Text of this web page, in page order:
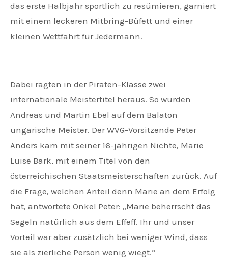
das erste Halbjahr sportlich zu resümieren, garniert
mit einem leckeren Mitbring-Büfett und einer
kleinen Wettfahrt für Jedermann.
Dabei ragten in der Piraten-Klasse zwei
internationale Meistertitel heraus. So wurden
Andreas und Martin Ebel auf dem Balaton
ungarische Meister. Der WVG-Vorsitzende Peter
Anders kam mit seiner 16-jährigen Nichte, Marie
Luise Bark, mit einem Titel von den
österreichischen Staatsmeisterschaften zurück. Auf
die Frage, welchen Anteil denn Marie an dem Erfolg
hat, antwortete Onkel Peter: „Marie beherrscht das
Segeln natürlich aus dem Effeff. Ihr und unser
Vorteil war aber zusätzlich bei weniger Wind, dass
sie als zierliche Person wenig wiegt.“